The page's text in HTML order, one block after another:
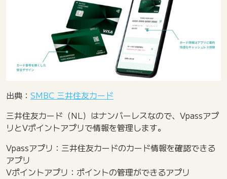
出典： SMBC 三井住友カード
三井住友カード（NL）はナンバーレスなので、Vpassアプ
リとVポイントアプリで情報を管理します。
Vpassアプリ：三井住友カードのカード情報を確認できる
アプリ
Vポイントアプリ：ポイントの管理ができるアプリ